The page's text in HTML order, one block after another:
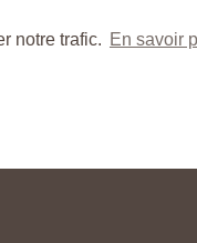
notre trafic. En savoir